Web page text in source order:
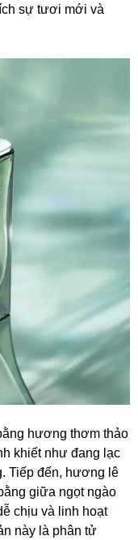
sự tươi mới và
hương thơm thảo
khiết như đang lạc
Tiếp đến, hương lê
giữa ngọt ngào
chịu và linh hoạt
này là phân tử